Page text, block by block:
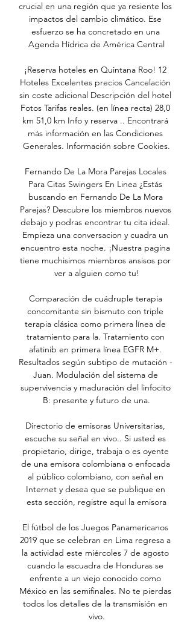
crucial en una región que ya resiente los
impactos del cambio climático. Ese
esfuerzo se ha concretado en una
Agenda Hídrica de América Central
¡Reserva hoteles en Quintana Roo! 12
Hoteles Excelentes precios Cancelación
sin coste adicional Descripción del hotel
Fotos Tarifas reales. (en línea recta) 28,0
km 51,0 km Info y reserva .. Encontrará
más información en las Condiciones
Generales. Información sobre Cookies.
Fernando De La Mora Parejas Locales
Para Citas Swingers En Linea ¿Estás
buscando en Fernando De La Mora
Parejas? Descubre los miembros nuevos
debajo y podras encontrar tu cita ideal.
Empieza una conversacion y cuadra un
encuentro esta noche. ¡Nuestra pagina
tiene muchisimos miembros ansisos por
ver a alguien como tu!
Comparación de cuádruple terapia
concomitante sin bismuto con triple
terapia clásica como primera línea de
tratamiento para la. Tratamiento con
afatinib en primera línea EGFR M+.
Resultados según subtipo de mutación -
Juan. Modulación del sistema de
supervivencia y maduración del linfocito
B: presente y futuro de una.
Directorio de emisoras Universitarias,
escuche su señal en vivo.. Si usted es
propietario, dirige, trabaja o es oyente
de una emisora colombiana o enfocada
al público colombiano, con señal en
Internet y desea que se publique en
esta sección, registre aquí la emisora
El fútbol de los Juegos Panamericanos
2019 que se celebran en Lima regresa a
la actividad este miércoles 7 de agosto
cuando la escuadra de Honduras se
enfrente a un viejo conocido como
México en las semifinales. No te pierdas
todos los detalles de la transmisión en
vivo.